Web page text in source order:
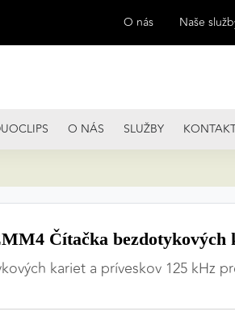
O nás Naše
O NÁS SLUŽBY
Čítačka bezdotykových
kariet a príveskov 125 kHz